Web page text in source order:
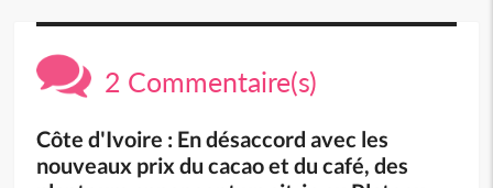
2 Commentaire(s)
Côte d'Ivoire : En désaccord avec les
nouveaux prix du cacao et du café, des